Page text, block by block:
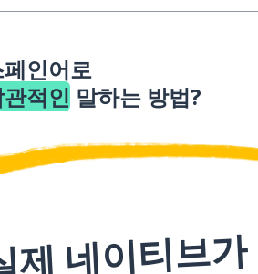
인어로
적인 말하는 방법?
제 네이티브